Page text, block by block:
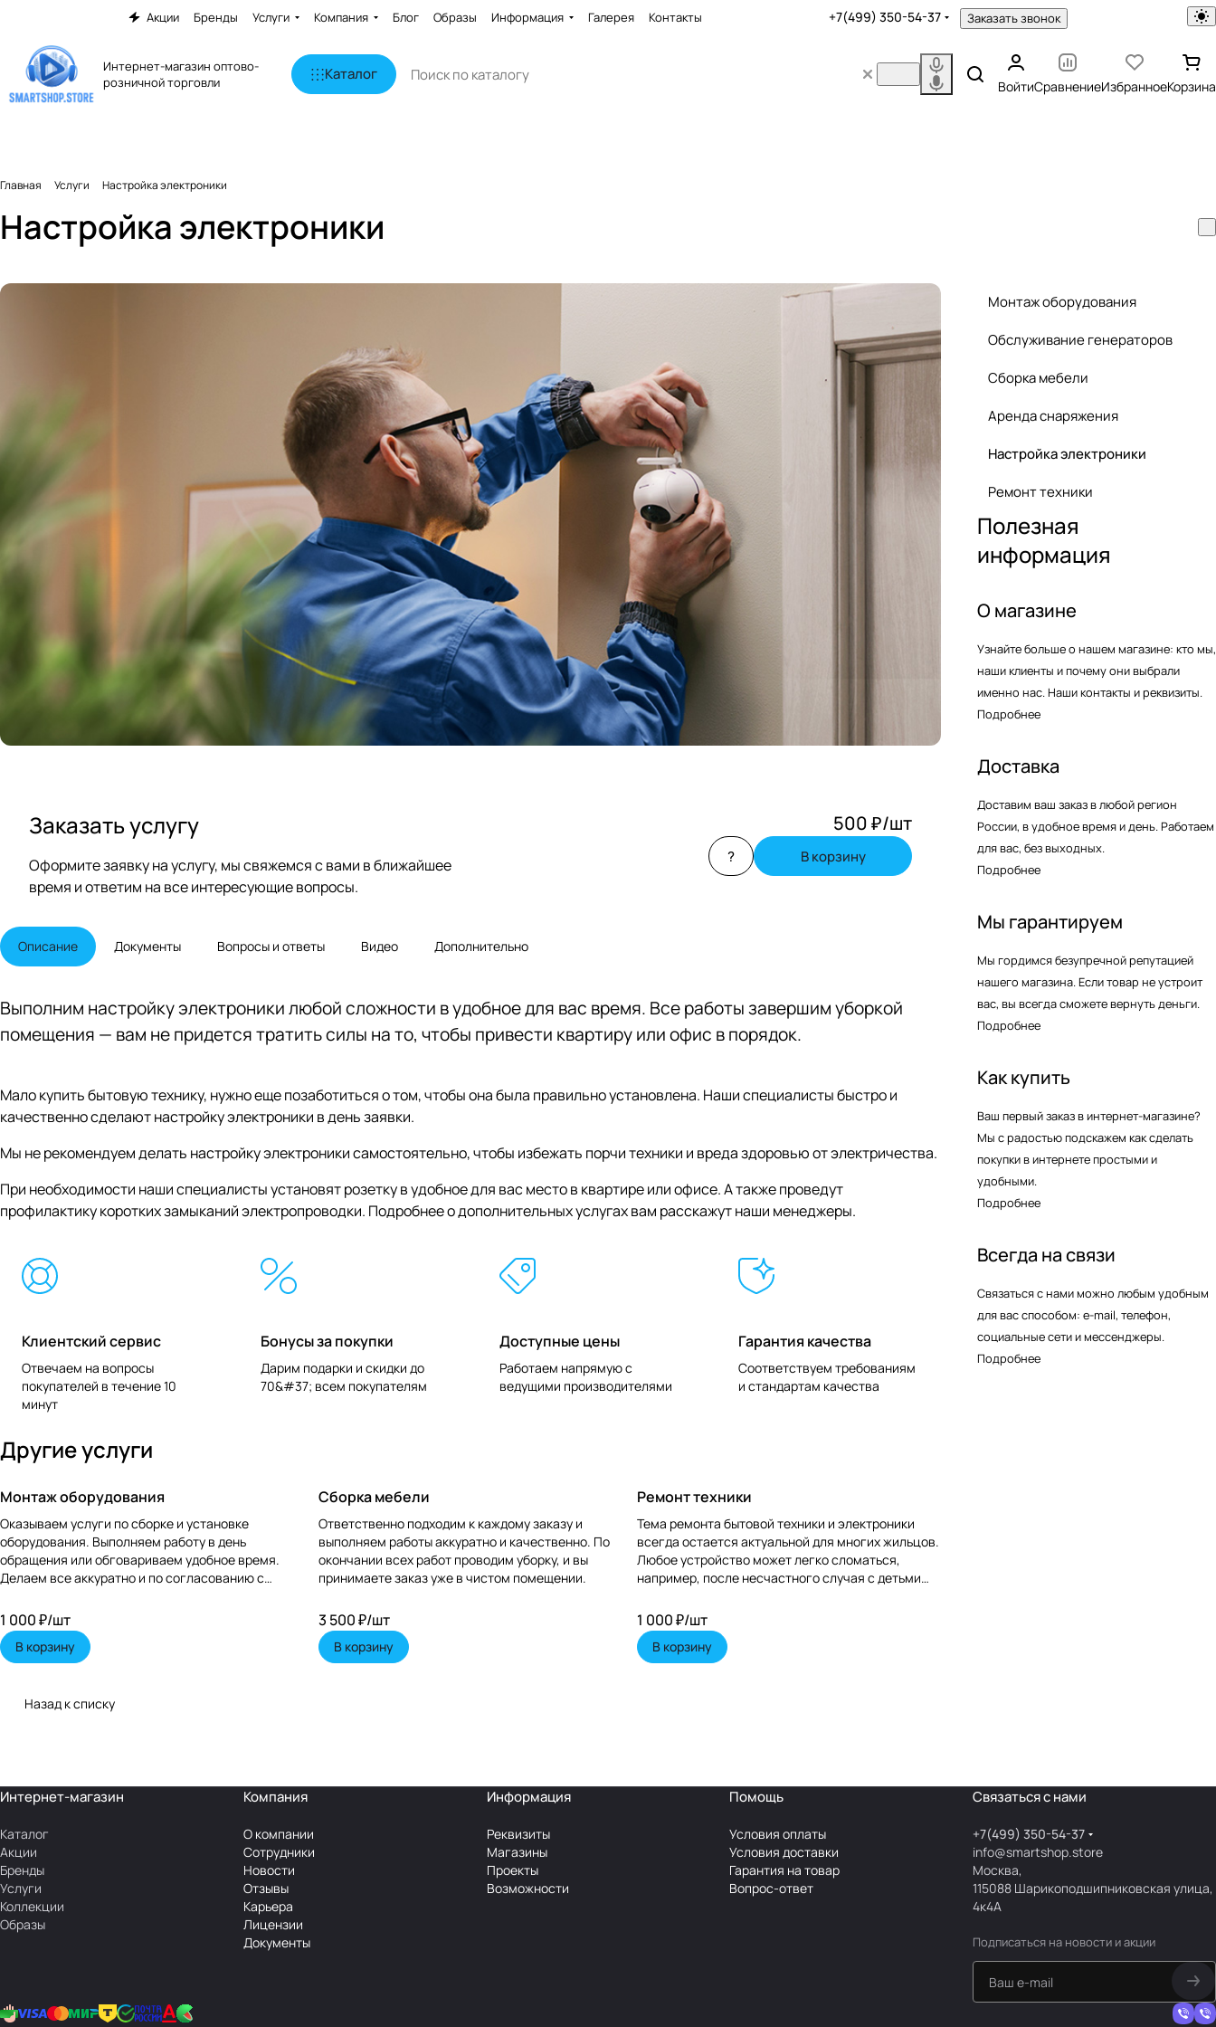
Акции Бренды Услуги Компания Блог Образы Информация Галерея Контакты +7(499) 350-54-37 Заказать звонок
Интернет-магазин оптово-
розничной торговли
Каталог
ВойтиСравнениеИзбранноеКорзина
Главная Услуги Настройка электроники
Настройка электроники
Заказать услугу
Оформите заявку на услугу, мы свяжемся с вами в ближайшее
время и ответим на все интересующие вопросы.
500 ₽/шт
? В корзину
Описание Документы Вопросы и ответы Видео Дополнительно
Выполним настройку электроники любой сложности в удобное для вас время. Все работы завершим уборкой
помещения — вам не придется тратить силы на то, чтобы привести квартиру или офис в порядок.
Мало купить бытовую технику, нужно еще позаботиться о том, чтобы она была правильно установлена. Наши специалисты быстро и
качественно сделают настройку электроники в день заявки.
Мы не рекомендуем делать настройку электроники самостоятельно, чтобы избежать порчи техники и вреда здоровью от электричества.
При необходимости наши специалисты установят розетку в удобное для вас место в квартире или офисе. А также проведут
профилактику коротких замыканий электропроводки. Подробнее о дополнительных услугах вам расскажут наши менеджеры.
Клиентский сервис
Отвечаем на вопросы
покупателей в течение 10
минут
Бонусы за покупки
Дарим подарки и скидки до
70&#37; всем покупателям
Доступные цены
Работаем напрямую с
ведущими производителями
Гарантия качества
Соответствуем требованиям
и стандартам качества
Другие услуги
Монтаж оборудования
Оказываем услуги по сборке и установке
оборудования. Выполняем работу в день
обращения или обговариваем удобное время.
Делаем все аккуратно и по согласованию с
1 000 ₽/шт
В корзину
Сборка мебели
Ответственно подходим к каждому заказу и
выполняем работы аккуратно и качественно. По
окончании всех работ проводим уборку, и вы
принимаете заказ уже в чистом помещении.
3 500 ₽/шт
В корзину
Ремонт техники
Тема ремонта бытовой техники и электроники
всегда остается актуальной для многих жильцов.
Любое устройство может легко сломаться,
например, после несчастного случая с детьми
1 000 ₽/шт
В корзину
Назад к списку
Монтаж оборудования
Обслуживание генераторов
Сборка мебели
Аренда снаряжения
Настройка электроники
Ремонт техники
Полезная
информация
О магазине
Узнайте больше о нашем магазине: кто мы,
наши клиенты и почему они выбрали
именно нас. Наши контакты и реквизиты.
Подробнее
Доставка
Доставим ваш заказ в любой регион
России, в удобное время и день. Работаем
для вас, без выходных.
Подробнее
Мы гарантируем
Мы гордимся безупречной репутацией
нашего магазина. Если товар не устроит
вас, вы всегда сможете вернуть деньги.
Подробнее
Как купить
Ваш первый заказ в интернет-магазине?
Мы с радостью подскажем как сделать
покупки в интернете простыми и
удобными.
Подробнее
Всегда на связи
Связаться с нами можно любым удобным
для вас способом: e-mail, телефон,
социальные сети и мессенджеры.
Подробнее
Интернет-магазин
Каталог
Акции
Бренды
Услуги
Коллекции
Образы
Компания
О компании
Сотрудники
Новости
Отзывы
Карьера
Лицензии
Документы
Информация
Реквизиты
Магазины
Проекты
Возможности
Помощь
Условия оплаты
Условия доставки
Гарантия на товар
Вопрос-ответ
Связаться с нами
+7(499) 350-54-37
info@smartshop.store
Москва,
115088 Шарикоподшипниковская улица,
4к4А
Подписаться на новости и акции